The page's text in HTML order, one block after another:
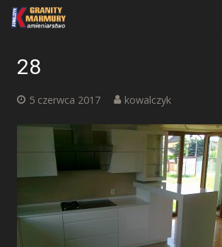
Realizacje
28
5 czerwca 2017 kowalczyk